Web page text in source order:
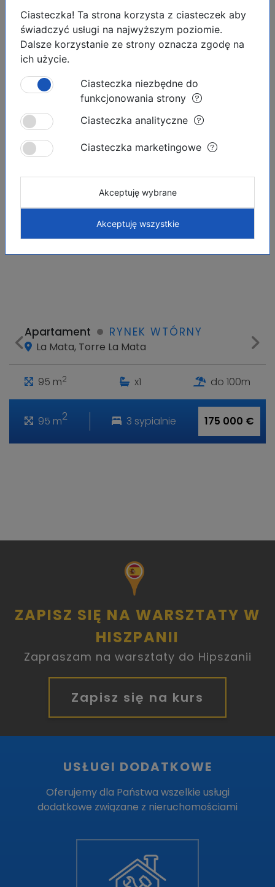
Podobne ogłoszenia
OFERTA INWESTYCYJNA
Apartament RYNEK WTÓRNY
La Mata, Torre La Mata
95 m2 x1 do 100m
95 m2 3 sypialnie 175 000 €
ZAPISZ SIĘ NA WARSZTATY W
HISZPANII
Zapraszam na warsztaty do Hipszanii
Zapisz się na kurs
USŁUGI DODATKOWE
Oferujemy dla Państwa wszelkie usługi
dodatkowe związane z nieruchomościami
Ciasteczka! Ta strona korzysta z ciasteczek aby
świadczyć usługi na najwyższym poziomie.
Dalsze korzystanie ze strony oznacza zgodę na
ich użycie.
Ciasteczka niezbędne do
funkcjonowania strony
Ciasteczka analityczne
Ciasteczka marketingowe
Akceptuję wybrane
Akceptuję wszystkie